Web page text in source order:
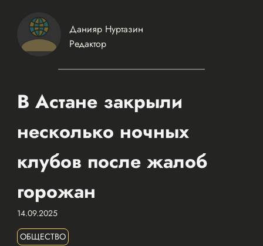
Данияр Нуртазин
Редактор
В Астане закрыли
несколько ночных
клубов после жалоб
горожан
14.09.2025
ОБЩЕСТВО